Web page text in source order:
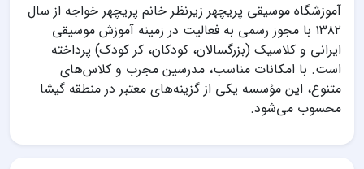
آموزشگاه موسیقی پریچهر زیرنظر خانم پریچهر خواجه از سال
۱۳۸۲ با مجوز رسمی به فعالیت در زمینه آموزش موسیقی
ایرانی و کلاسیک (بزرگسالان، کودکان، کر کودک) پرداخته
است. با امکانات مناسب، مدرسین مجرب و کلاس‌های
متنوع، این مؤسسه یکی از گزینه‌های معتبر در منطقه گیشا
محسوب می‌شود.